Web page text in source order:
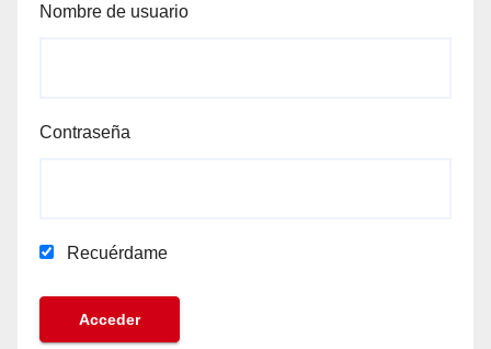
Nombre de usuario
Contraseña
Recuérdame